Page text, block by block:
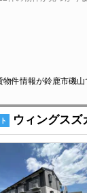
物件情報が鈴鹿市磯
ウィングスズ